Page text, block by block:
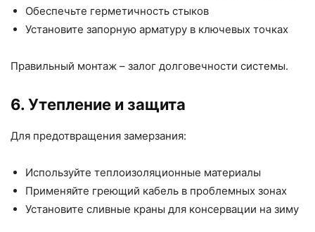
Обеспечьте герметичность стыков
Установите запорную арматуру в ключевых точках
Правильный монтаж – залог долговечности системы.
6. Утепление и защита
Для предотвращения замерзания:
Используйте теплоизоляционные материалы
Применяйте греющий кабель в проблемных зонах
Установите сливные краны для консервации на зиму